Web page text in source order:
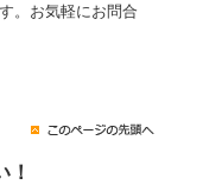
。お気軽にお問合